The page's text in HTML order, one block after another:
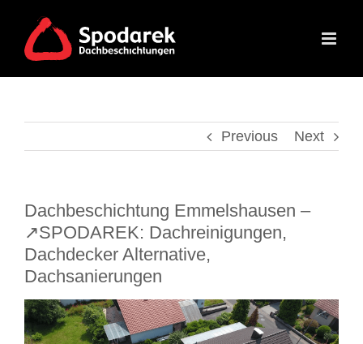
content
Previous Next
Dachbeschichtung Emmelshausen –
↗️SPODAREK: Dachreinigungen,
Dachdecker Alternative,
Dachsanierungen